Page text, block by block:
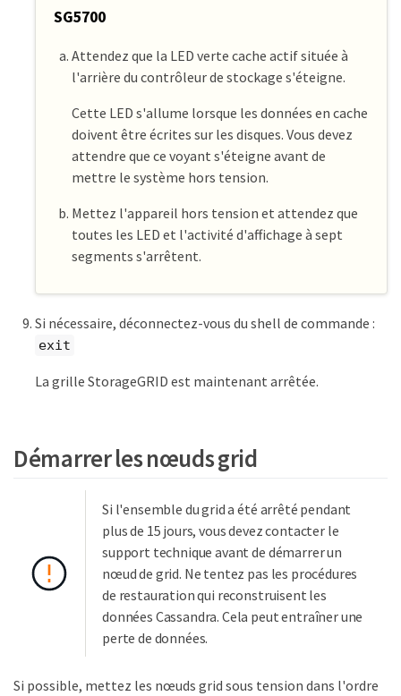
SG5700
Attendez que la LED verte cache actif située à
l'arrière du contrôleur de stockage s'éteigne.
Cette LED s'allume lorsque les données en cache
doivent être écrites sur les disques. Vous devez
attendre que ce voyant s'éteigne avant de
mettre le système hors tension.
Mettez l'appareil hors tension et attendez que
toutes les LED et l'activité d'affichage à sept
segments s'arrêtent.
Si nécessaire, déconnectez-vous du shell de commande :
exit
La grille StorageGRID est maintenant arrêtée.
Démarrer les nœuds grid
Si l'ensemble du grid a été arrêté pendant
plus de 15 jours, vous devez contacter le
support technique avant de démarrer un
nœud de grid. Ne tentez pas les procédures
de restauration qui reconstruisent les
données Cassandra. Cela peut entraîner une
perte de données.
Si possible, mettez les nœuds grid sous tension dans l'ordre